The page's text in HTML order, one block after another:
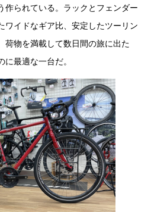
作られている。ラックとフェンダー
ワイドなギア比、安定したツーリン
荷物を満載して数日間の旅に出た
に最適な一台だ。